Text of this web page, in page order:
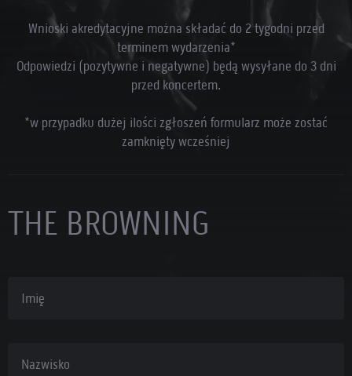
Wnioski akredytacyjne można składać do 2 tygodni przed
terminem wydarzenia*
Odpowiedzi (pozytywne i negatywne) będą wysyłane do 3 dni
przed koncertem.
*w przypadku dużej ilości zgłoszeń formularz może zostać
zamknięty wcześniej
THE BROWNING
Nazwisko